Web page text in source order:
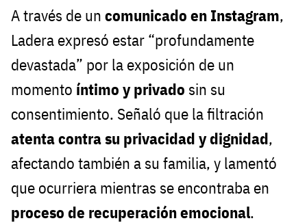
A través de un comunicado en Instagram,
Ladera expresó estar “profundamente
devastada” por la exposición de un
momento íntimo y privado sin su
consentimiento. Señaló que la filtración
atenta contra su privacidad y dignidad,
afectando también a su familia, y lamentó
que ocurriera mientras se encontraba en
proceso de recuperación emocional.